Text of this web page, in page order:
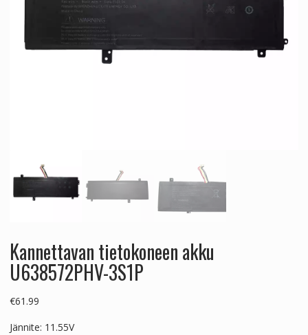
Kannettavan tietokoneen akku
U638572PHV-3S1P
€61.99
Jännite: 11.55V